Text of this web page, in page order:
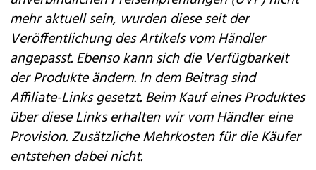
mehr aktuell sein, wurden diese seit der
Veröffentlichung des Artikels vom Händler
angepasst. Ebenso kann sich die Verfügbarkeit
der Produkte ändern. In dem Beitrag sind
Affiliate-Links gesetzt. Beim Kauf eines Produktes
über diese Links erhalten wir vom Händler eine
Provision. Zusätzliche Mehrkosten für die Käufer
entstehen dabei nicht.